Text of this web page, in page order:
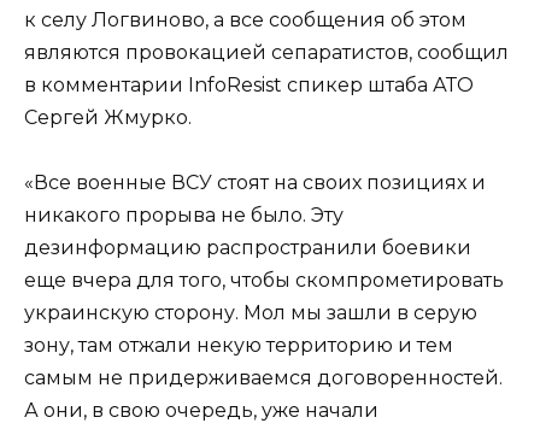
к селу Логвиново, а все сообщения об этом
являются провокацией сепаратистов, сообщил
в комментарии InfoResist спикер штаба АТО
Сергей Жмурко.
«Все военные ВСУ стоят на своих позициях и
никакого прорыва не было. Эту
дезинформацию распространили боевики
еще вчера для того, чтобы скомпрометировать
украинскую сторону. Мол мы зашли в серую
зону, там отжали некую территорию и тем
самым не придерживаемся договоренностей.
А они, в свою очередь, уже начали